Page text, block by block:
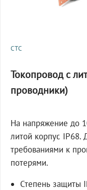
СТС
Токопровод с
проводники)
На напряжение до
литой корпус
требованиями к
потерями.
Степень защиты